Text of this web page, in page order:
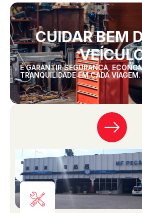
CUIDAR BEM
É GARANTIR SEGURANÇA,
TRANQUILIDADE EM CADA VIAGEM.